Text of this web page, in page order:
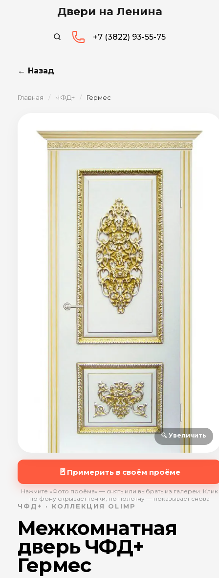
Двери на Ленина
+7 (3822) 93-55-75
← Назад
Главная / ЧФД+ / Гермес
🔍 Увеличить
🚪 Примерить в своём проёме
Нажмите «Фото проёма» — снять или выбрать из галереи. Клик
по фону скрывает точки, по полотну — показывает снова
ЧФД+ · КОЛЛЕКЦИЯ OLIMP
Межкомнатная
дверь ЧФД+
Гермес